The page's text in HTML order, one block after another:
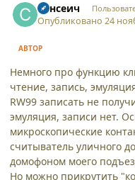
Сансеич
Опубликовано24
АВТОР
Немного про функцию
чтение, запись,
RW99 записать не
эмуляция, записи нет.
микроскопические
считыватель уличного
домофоном моего
Но можно прикрутить